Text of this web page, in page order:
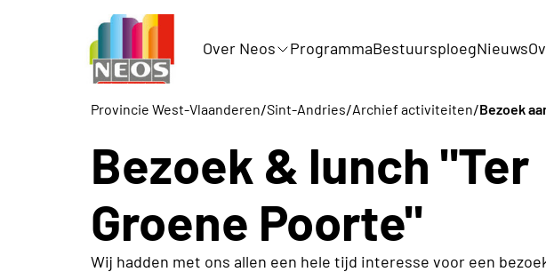
Over Neos ProgrammaBestuursploegNieuws
Provincie West-Vlaanderen/Sint-Andries/Archief activiteiten/Bezoek
Bezoek & lunch "Ter
Groene Poorte"
Wij hadden met ons allen een hele tijd interesse voor een